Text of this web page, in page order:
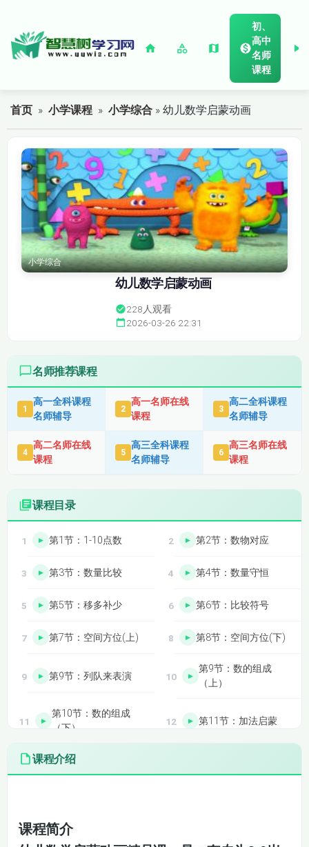
初、
高中
名师
课程
首页 »小学课程 »小学综合 » 幼儿数学启蒙动画
小学综合
幼儿数学启蒙动画
228 人观看
2026-03-26 22:31
名师推荐课程
1
高一全科课程
名师辅导
2
高一名师在线
课程
3
高二全科课程
名师辅导
4
高二名师在线
课程
5
高三全科课程
名师辅导
6
高三名师在线
课程
课程目录
第1节：1-10点数 第2节：数物对应
第3节：数量比较 第4节：数量守恒
第5节：移多补少 第6节：比较符号
第7节：空间方位(上) 第8节：空间方位(下)
第9节：列队来表演
第9节：数的组成
（上）
第10节：数的组成
（下）
第11节：加法启蒙
第12节：减法启蒙
第17节：图形摆拼
课程介绍
课程简介